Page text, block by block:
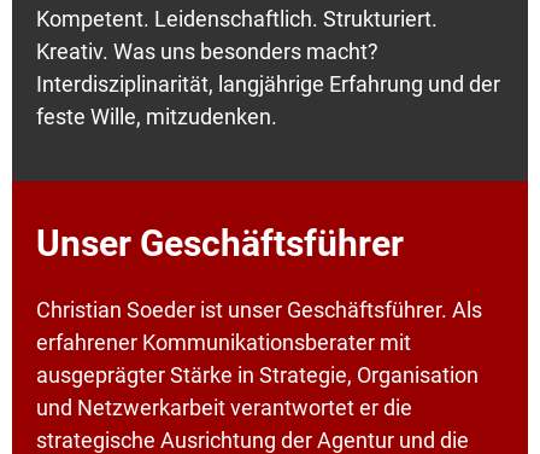
Kompetent. Leidenschaftlich. Strukturiert.
Kreativ. Was uns besonders macht?
Interdisziplinarität, langjährige Erfahrung und der
feste Wille, mitzudenken.
Unser Geschäftsführer
Christian Soeder ist unser Geschäftsführer. Als
erfahrener Kommunikationsberater mit
ausgeprägter Stärke in Strategie, Organisation
und Netzwerkarbeit verantwortet er die
strategische Ausrichtung der Agentur und die